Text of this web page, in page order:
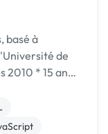
de
2010 * 15 ans
web bac...